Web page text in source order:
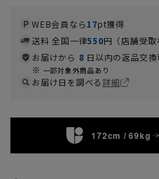
WEB会員なら17pt獲得
送料 全国一律550円（店舗受取
お届けから 8 日以内の返品交
一部対象外商品あり
お届け日を調べる詳細
172cm / 69kg